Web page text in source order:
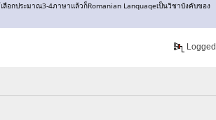
ลือกประมาณ3-4ภาษาแล้วก็Romanian Lanquaqeเป็นวิชาบังคับของ
Logged